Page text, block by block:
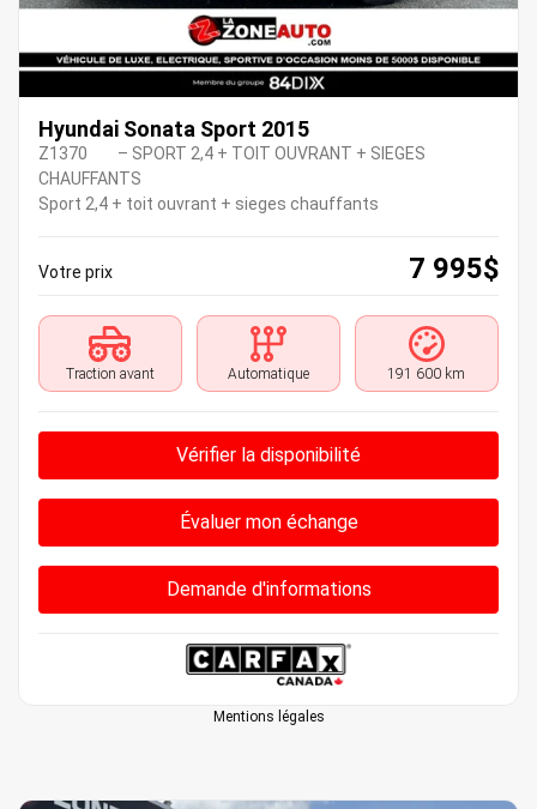
Hyundai Sonata Sport 2015
Z1370
– SPORT 2,4 + TOIT OUVRANT + SIEGES
CHAUFFANTS
Sport 2,4 + toit ouvrant + sieges chauffants
Votre prix 7 995$
Traction avant Automatique 191 600 km
Vérifier la disponibilité
Évaluer mon échange
Demande d'informations
Mentions légales